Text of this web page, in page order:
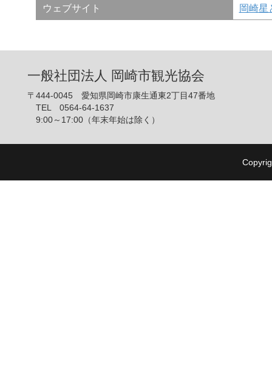
ウェブサイト 岡崎星
一般社団法人 岡崎市観光協会
〒444-0045 愛知県岡崎市康生通東2丁目47番地
TEL 0564-64-1637
9:00～17:00（年末年始は除く）